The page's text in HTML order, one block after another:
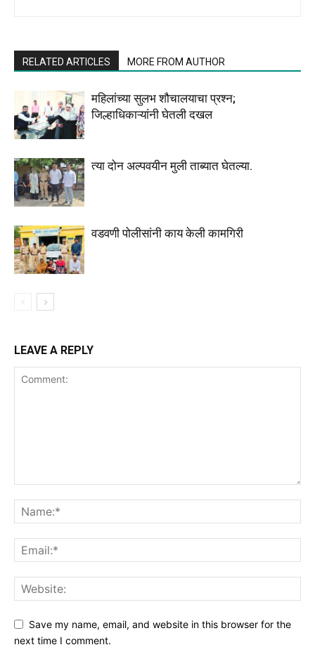
RELATED ARTICLES MORE FROM AUTHOR
महिलांच्या सुलभ शौचालयाचा प्रश्न;
जिल्हाधिकाऱ्यांनी घेतली दखल
त्या दोन अल्पवयीन मुली ताब्यात घेतल्या.
वडवणी पोलीसांनी काय केली कामगिरी
LEAVE A REPLY
Save my name, email, and website in this browser for the
next time I comment.